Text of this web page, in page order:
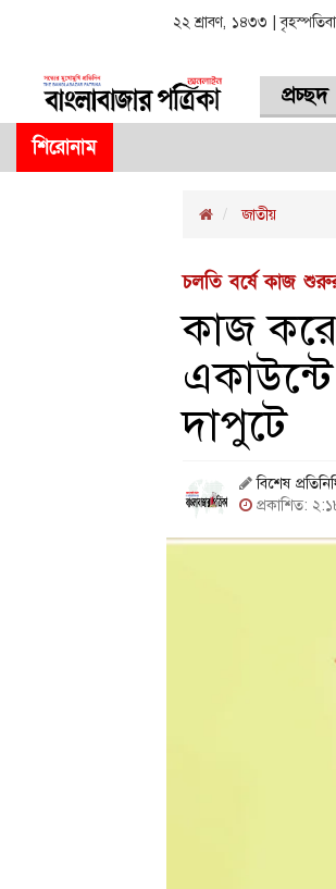
২২ শ্রাবণ, ১৪৩৩ |
প্রচ্ছদ
শিরোনাম
জাতীয়
চলতি বর্ষে কাজ
কাজ করে
দাপুটে
বিশেষ
প্রকাশিত: